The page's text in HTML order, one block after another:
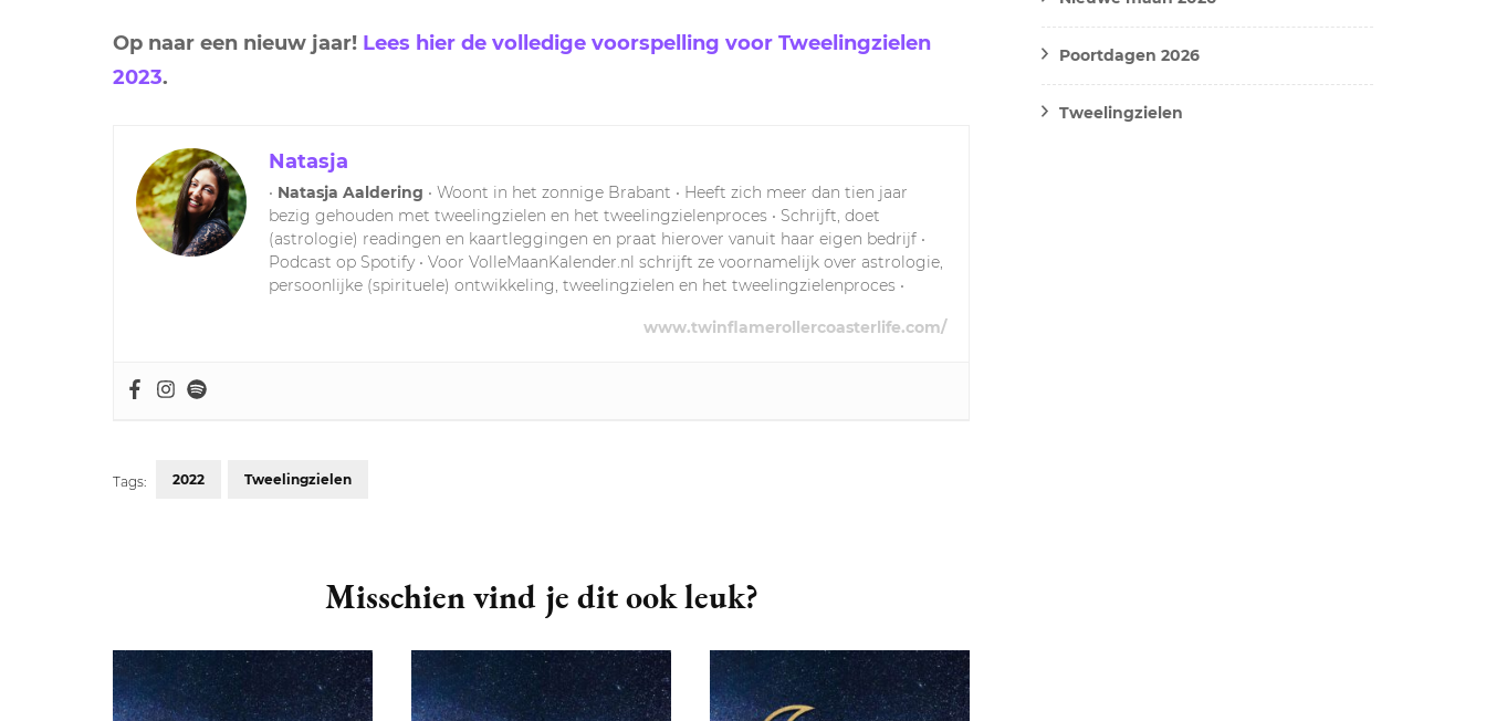
Op naar een nieuw jaar! Lees hier de volledige voorspelling voor Tweelingzielen
2023.
Natasja
• Natasja Aaldering • Woont in het zonnige Brabant • Heeft zich meer dan tien jaar
bezig gehouden met tweelingzielen en het tweelingzielenproces • Schrijft, doet
(astrologie) readingen en kaartleggingen en praat hierover vanuit haar eigen bedrijf •
Podcast op Spotify • Voor VolleMaanKalender.nl schrijft ze voornamelijk over astrologie,
persoonlijke (spirituele) ontwikkeling, tweelingzielen en het tweelingzielenproces •
www.twinflamerollercoasterlife.com/
Tags: 2022 Tweelingzielen
Misschien vind je dit ook leuk?
Poortdagen 2026
Tweelingzielen